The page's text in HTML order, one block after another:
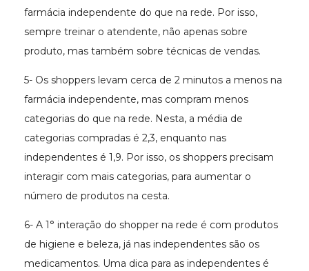
farmácia independente do que na rede. Por isso,
sempre treinar o atendente, não apenas sobre
produto, mas também sobre técnicas de vendas.
5- Os shoppers levam cerca de 2 minutos a menos na
farmácia independente, mas compram menos
categorias do que na rede. Nesta, a média de
categorias compradas é 2,3, enquanto nas
independentes é 1,9. Por isso, os shoppers precisam
interagir com mais categorias, para aumentar o
número de produtos na cesta.
6- A 1° interação do shopper na rede é com produtos
de higiene e beleza, já nas independentes são os
medicamentos. Uma dica para as independentes é